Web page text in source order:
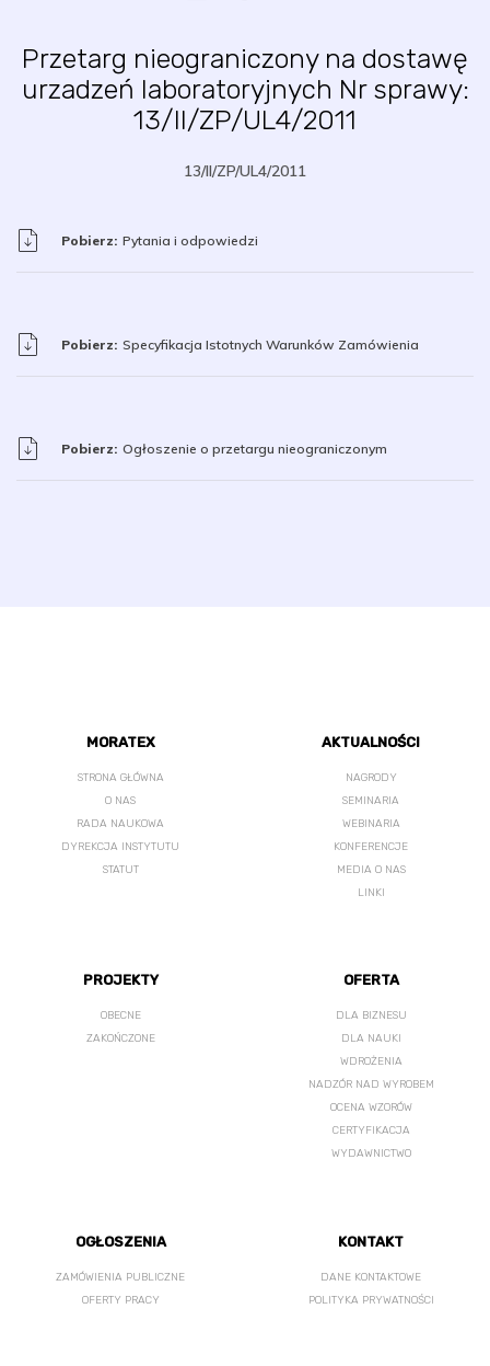
Przetarg nieograniczony na dostawę
urzadzeń laboratoryjnych Nr sprawy:
13/II/ZP/UL4/2011
13/II/ZP/UL4/2011
Pobierz: Pytania i odpowiedzi
Pobierz: Specyfikacja Istotnych Warunków Zamówienia
Pobierz: Ogłoszenie o przetargu nieograniczonym
MORATEX
STRONA GŁÓWNA
O NAS
RADA NAUKOWA
DYREKCJA INSTYTUTU
STATUT
AKTUALNOŚCI
NAGRODY
SEMINARIA
WEBINARIA
KONFERENCJE
MEDIA O NAS
LINKI
PROJEKTY
OBECNE
ZAKOŃCZONE
OFERTA
DLA BIZNESU
DLA NAUKI
WDROŻENIA
NADZÓR NAD WYROBEM
OCENA WZORÓW
CERTYFIKACJA
WYDAWNICTWO
OGŁOSZENIA
ZAMÓWIENIA PUBLICZNE
OFERTY PRACY
KONTAKT
DANE KONTAKTOWE
POLITYKA PRYWATNOŚCI